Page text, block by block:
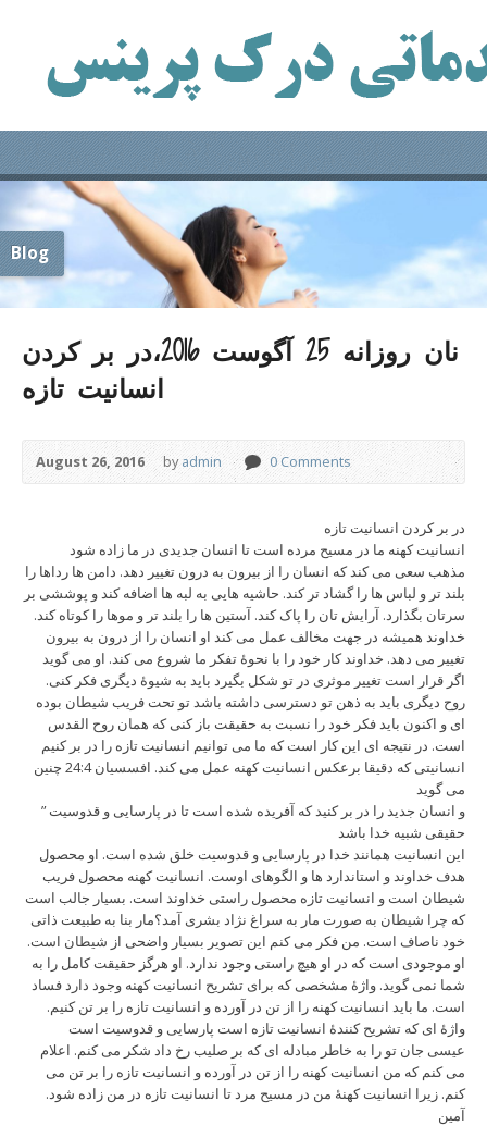
Blog
نان روزانه 25 آگوست 2016،در بر کردن
انسانیت تازه
August 26, 2016 byadmin 0 Comments
در بر کردن انسانیت تازه
انسانیت کهنه ما در مسیح مرده است تا انسان جدیدی در ما زاده شود
مذهب سعی می کند که انسان را از بیرون به درون تغییر دهد. دامن ها رداها را
بلند تر و لباس ها را گشاد تر کند. حاشیه هایی به لبه ها اضافه کند و پوششی بر
سرتان بگذارد. آرایش تان را پاک کند. آستین ها را بلند تر و موها را کوتاه کند.
خداوند همیشه در جهت مخالف عمل می کند او انسان را از درون به بیرون
تغییر می دهد. خداوند کار خود را با نحوۀ تفکر ما شروع می کند. او می گوید
اگر قرار است تغییر موثری در تو شکل بگیرد باید به شیوۀ دیگری فکر کنی.
روح دیگری باید به ذهن تو دسترسی داشته باشد تو تحت فریب شیطان بوده
ای و اکنون باید فکر خود را نسبت به حقیقت باز کنی که همان روح القدس
است. در نتیجه ای این کار است که ما می توانیم انسانیت تازه را در بر کنیم
انسانیتی که دقیقا برعکس انسانیت کهنه عمل می کند. افسسیان 24:4 چنین
می گوید
” و انسان جدید را در بر کنید که آفریده شده است تا در پارسایی و قدوسیت
حقیقی شبیه خدا باشد
این انسانیت همانند خدا در پارسایی و قدوسیت خلق شده است. او محصول
هدف خداوند و استاندارد ها و الگوهای اوست. انسانیت کهنه محصول فریب
شیطان است و انسانیت تازه محصول راستی خداوند است. بسیار جالب است
که چرا شیطان به صورت مار به سراغ نژاد بشری آمد؟مار بنا به طبیعت ذاتی
خود ناصاف است. من فکر می کنم این تصویر بسیار واضحی از شیطان است.
او موجودی است که در او هیچ راستی وجود ندارد. او هرگز حقیقت کامل را به
شما نمی گوید. واژۀ مشخصی که برای تشریح انسانیت کهنه وجود دارد فساد
است. ما باید انسانیت کهنه را از تن در آورده و انسانیت تازه را بر تن کنیم.
واژۀ ای که تشریح کنندۀ انسانیت تازه است پارسایی و قدوسیت است
عیسی جان تو را به خاطر مبادله ای که بر صلیب رخ داد شکر می کنم. اعلام
می کنم که من انسانیت کهنه را از تن در آورده و انسانیت تازه را بر تن می
کنم. زیرا انسانیت کهنۀ من در مسیح مرد تا انسانیت تازه در من زاده شود.
آمین